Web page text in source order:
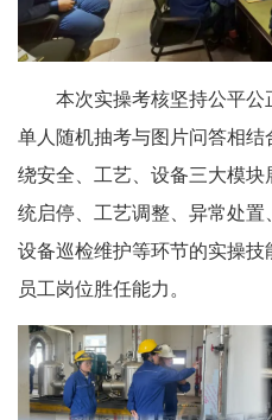
本次实操考核坚持公平
单人随机抽考与图片问答相
绕安全、工艺、设备三大模
统启停、工艺调整、异常处
设备巡检维护等环节的实操
员工岗位胜任能力。